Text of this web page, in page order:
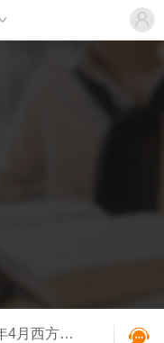
西方政治制度（代码:00316）-2023年4月西方政治制度真题